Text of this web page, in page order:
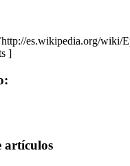
es.wikipedia.org/wiki/
]
artículos